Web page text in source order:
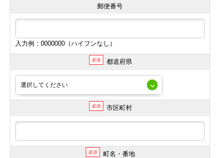
郵便番号
入力例：0000000（ハイフンなし）
必須 都道府県
必須 市区町村
必須 町名・番地